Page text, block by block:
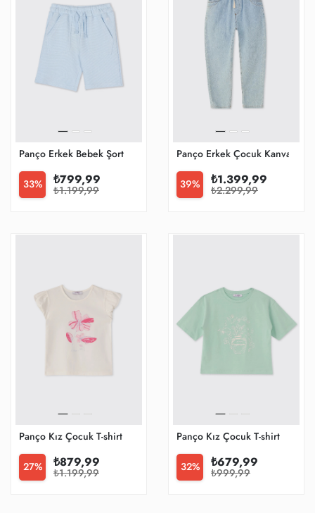
Panço Erkek Bebek Şort
33% ₺799,99
₺1.199,99
Panço Erkek Çocuk Kanvas
39% ₺1.399,99
₺2.299,99
Panço Kız Çocuk T-shirt
27% ₺879,99
₺1.199,99
Panço Kız Çocuk T-shirt
32% ₺679,99
₺999,99